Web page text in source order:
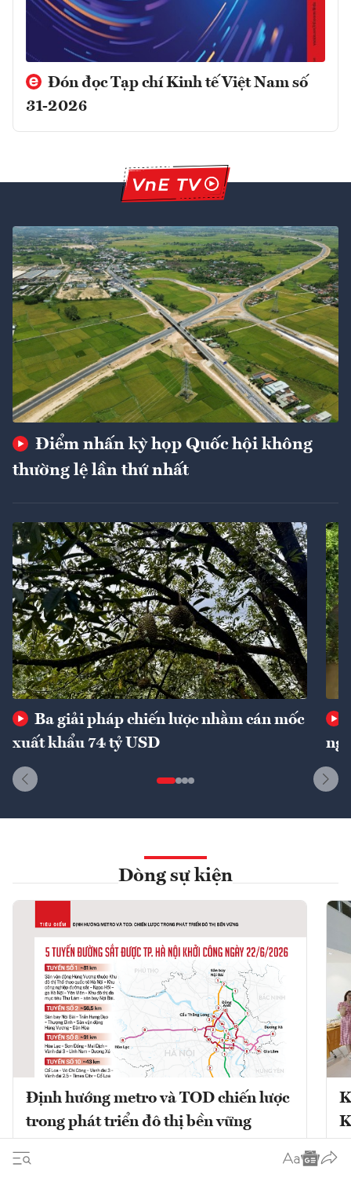
Đón đọc Tạp chí Kinh tế Việt Nam số
31-2026
Điểm nhấn kỳ họp Quốc hội không
thường lệ lần thứ nhất
Ba giải pháp chiến lược nhằm cán mốc
xuất khẩu 74 tỷ USD
Dòng sự kiện
Định hướng metro và TOD chiến lược
trong phát triển đô thị bền vững
Phát triển đô thị theo định hướng giao